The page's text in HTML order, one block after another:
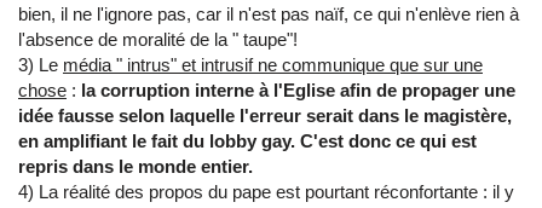
bien, il ne l'ignore pas, car il n'est pas naïf, ce qui n'enlève rien à
l'absence de moralité de la " taupe"!
3) Le média " intrus" et intrusif ne communique que sur une
chose : la corruption interne à l'Eglise afin de propager une
idée fausse selon laquelle l'erreur serait dans le magistère,
en amplifiant le fait du lobby gay. C'est donc ce qui est
repris dans le monde entier.
4) La réalité des propos du pape est pourtant réconfortante : il y